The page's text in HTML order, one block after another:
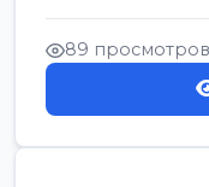
для синих
89 просмотров